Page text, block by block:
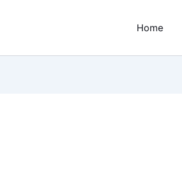
Home